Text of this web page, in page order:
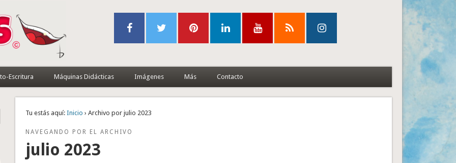
Escritura Máquinas Didácticas Imágenes Más Contacto
Tu estás aquí: Inicio › Archivo por julio 2023
NAVEGANDO POR EL ARCHIVO
julio 2023